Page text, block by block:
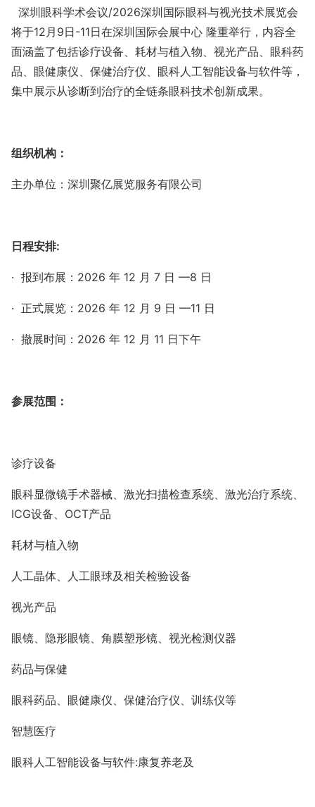
深圳眼科学术会议/2026深圳国际眼科与视光技术展览会
将于12月 9日-11日在深圳国际会展中心 隆重举行，内容全
面涵盖了包括诊疗设备、耗材与植入物、视光产品、眼科药
品、眼健康仪、保健治疗仪、眼科人工智能设备与软件等，
集中展示从诊断到治疗的全链条眼科技术创新成果。
组织机构 ：
主办单位：深圳聚亿展览服务有限公司
日程安排:
· 报到布展： 2026 年 12 月 7 日 —8 日
· 正式展览： 2026 年 12 月 9 日 —11 日
· 撤展时间： 2026 年 12 月 11 日下午
参展范围：
诊疗设备
眼科显微镜手术器械、激光扫描检查系统、激光治疗系统、
ICG设备、 OCT产品
耗材与植入物
人工晶体、人工眼球及相关检验设备
视光产品
眼镜、隐形眼镜、角膜塑形镜、视光检测仪器
药品与保健
眼科药品、眼健康仪、保健治疗仪、训练仪等
智慧医疗
眼科人工智能设备与软件:康复养老及